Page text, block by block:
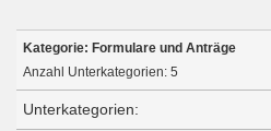
Kategorie: Formulare und Anträge
Anzahl Unterkategorien: 5
Unterkategorien: